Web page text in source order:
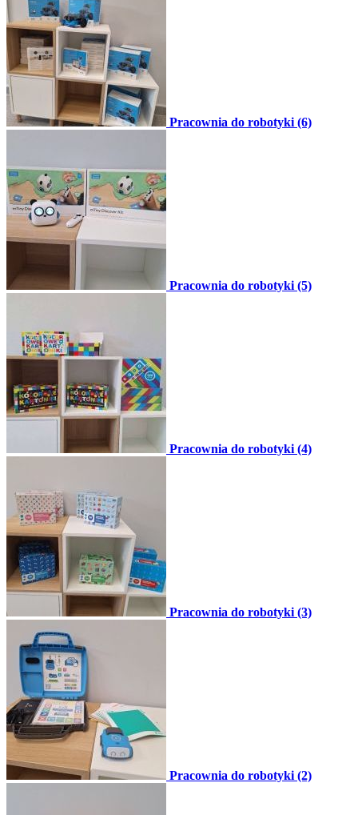
Pracownia do robotyki (6)
Pracownia do robotyki (5)
Pracownia do robotyki (4)
Pracownia do robotyki (3)
Pracownia do robotyki (2)